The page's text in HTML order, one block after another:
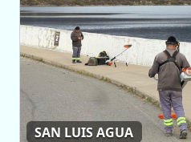
SAN LUIS AGUA